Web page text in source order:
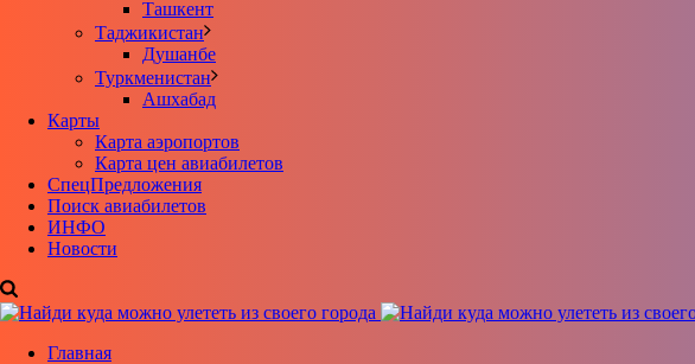
Ташкент
Таджикистан
Душанбе
Туркменистан
Ашхабад
Карты
Карта аэропортов
Карта цен авиабилетов
CпецПредложения
Поиск авиабилетов
ИНФО
Новости
Главная